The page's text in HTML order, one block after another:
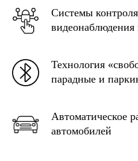
Системы
Технология
парадные и
Автоматическое
автомобилей